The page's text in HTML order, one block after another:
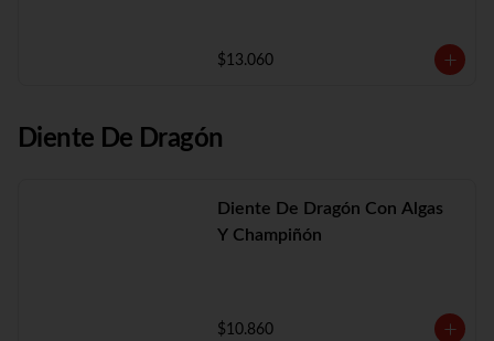
$13.060
Diente De Dragón
Diente De Dragón Con Algas
Y Champiñón
$10.860